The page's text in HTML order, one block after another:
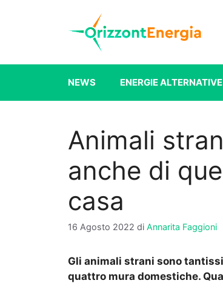
NEWS ENERGIE ALTERNATIVE
Animali
anche di
casa
16 Agosto 2022 di Annarita Faggioni
Gli animali strani sono
quattro mura domestiche.